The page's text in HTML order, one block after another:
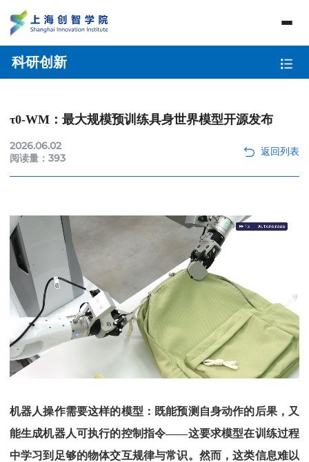
科研创新
τ0-WM：最大规模预训练具身世界模型开源发布
2026.06.02
阅读量： 393
机器人操作需要这样的模型：既能预测自身动作的后果，又
能生成机器人可执行的控制指令——这要求模型在训练过程
中学习到足够的物体交互规律与常识。然而，这类信息难以